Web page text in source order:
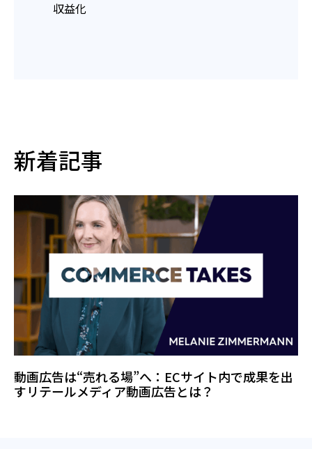
収益化
新着記事
動画広告は“売れる場”へ：ECサイト内で成果を出
すリテールメディア動画広告とは？